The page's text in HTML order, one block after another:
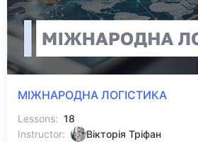
МІЖНАРОДНА ЛОГІСТИКА
Lessons: 18
Instructor:
Вікторія Тріфан